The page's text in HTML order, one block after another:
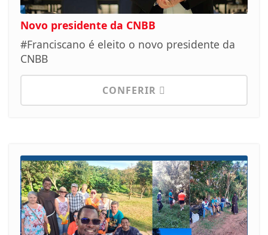
Novo presidente da CNBB
#Franciscano é eleito o novo presidente da
CNBB
CONFERIR